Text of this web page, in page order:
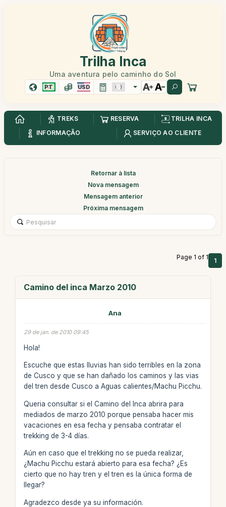
Trilha Inca
Uma aventura pelo caminho do Sol
PT USD
TREKS RESERVA
TRILHA INCA
INFORMAÇÃO
SERVIÇO AO CLIENTE
Retornar à lista
Nova mensagem
Mensagem anterior
Próxima mensagem
Page 1 of 1 1
Camino del inca Marzo 2010
Ana
29 de jan. de 2010 09:45
Hola!
Escuche que estas lluvias han sido terribles en la zona
de Cusco y que se han dañado los caminos y las vias
del tren desde Cusco a Aguas calientes/Machu Picchu.
Queria consultar si el Camino del Inca abrira para
mediados de marzo 2010 porque pensaba hacer mis
vacaciones en esa fecha y pensaba contratar el
trekking de 3-4 días.
Aún en caso que el trekking no se pueda realizar,
¿Machu Picchu estará abierto para esa fecha? ¿Es
cierto que no hay tren y el tren es la única forma de
llegar?
Agradezco desde ya su información.